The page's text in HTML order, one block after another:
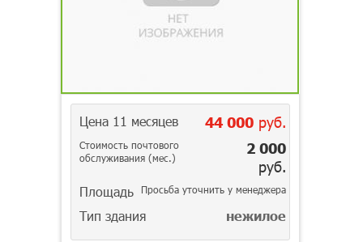
Цена 11 месяцев 44 000руб.
Стоимость почтового
обслуживания (мес.)
2 000
руб.
Площадь Просьба уточнить у менеджера
Тип здания нежилое